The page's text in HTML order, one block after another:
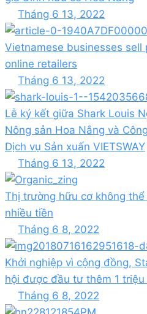
Tháng 6 13, 2022
Vietnamese businesses sell
online retailers
Tháng 6 13, 2022
Lễ ký kết giữa Shark Louis
Nông sản Hoa Nắng và
Dịch vụ Sản xuấn VIETSWAY
Tháng 6 13, 2022
Thị trường hữu cơ không
nhiều tiền
Tháng 6 8, 2022
Khởi nghiệp vì cộng đồng,
hội được đầu tư thêm 1 triệu
Tháng 6 8, 2022